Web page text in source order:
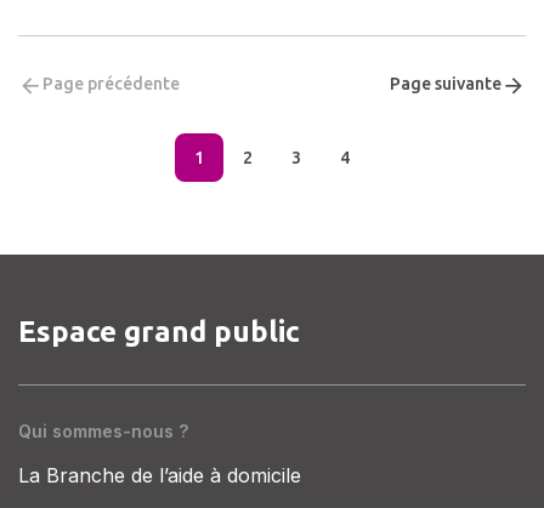
Page précédente
1 2 3 4
Page suivante
Espace grand public
Qui sommes-nous ?
La Branche de l’aide à domicile